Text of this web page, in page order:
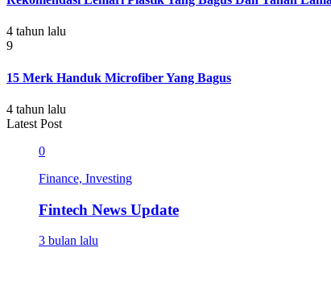
4 tahun lalu
9
15 Merk Handuk Microfiber Yang Bagus
4 tahun lalu
Latest Post
0
Finance, Investing
Fintech News Update
3 bulan lalu